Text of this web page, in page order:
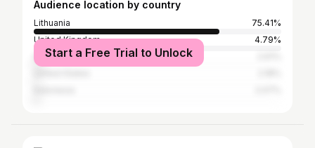
Audience location by country
Lithuania
75.41%
United Kingdom
4.79%
Spain
Start a Free Trial to Unlock